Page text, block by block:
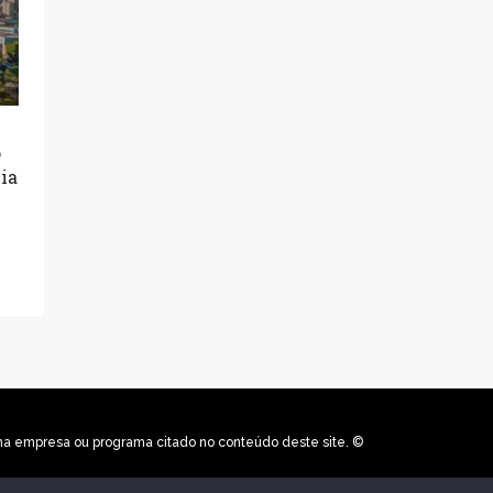
empresa ou programa citado no conteúdo deste site. ©